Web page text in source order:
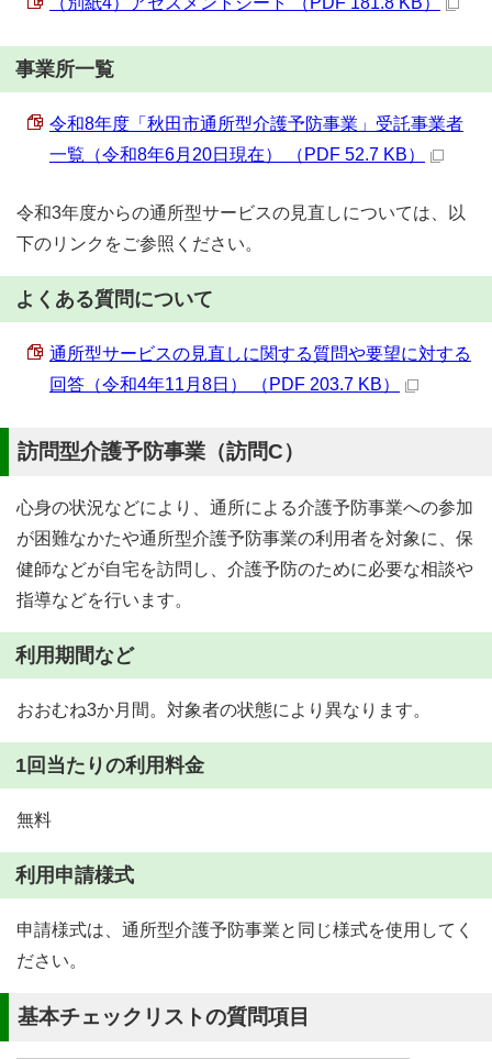
事業所一覧
令和8年度「秋田市通所型介護予防事業」受託事業者
一覧（令和8年6月20日現在） （PDF 52.7 KB）
令和3年度からの通所型サービスの見直しについては、以
下のリンクをご参照ください。
よくある質問について
通所型サービスの見直しに関する質問や要望に対する
回答（令和4年11月8日） （PDF 203.7 KB）
訪問型介護予防事業（訪問C）
心身の状況などにより、通所による介護予防事業への参加
が困難なかたや通所型介護予防事業の利用者を対象に、保
健師などが自宅を訪問し、介護予防のために必要な相談や
指導などを行います。
利用期間など
おおむね3か月間。対象者の状態により異なります。
1回当たりの利用料金
無料
利用申請様式
申請様式は、通所型介護予防事業と同じ様式を使用してく
ださい。
基本チェックリストの質問項目